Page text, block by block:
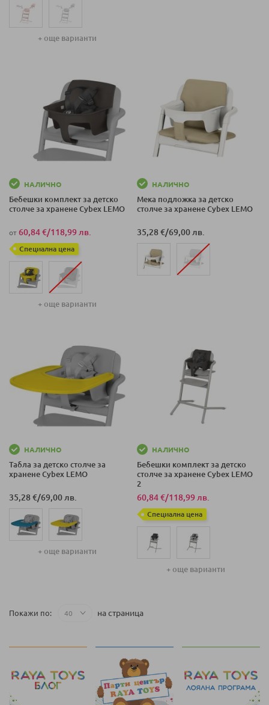
+ още варианти
НАЛИЧНО
Бебешки комплект за детско
столче за хранене Cybex LEMO
от 60,84 €/118,99 лв.
Специална цена
+ още варианти
НАЛИЧНО
Мека подложка за детско
столче за хранене Cybex LEMO
35,28 €/69,00 лв.
НАЛИЧНО
Табла за детско столче за
хранене Cybex LEMO
35,28 €/69,00 лв.
+ още варианти
НАЛИЧНО
Бебешки комплект за детско
столче за хранене Cybex LEMO
2
60,84 €/118,99 лв.
Специална цена
+ още варианти
Покажи по на страница